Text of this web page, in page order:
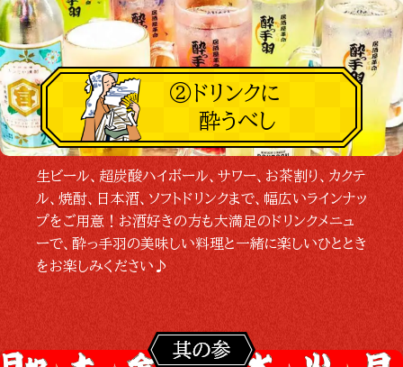
②ドリンクに
酔うべし
生ビール、超炭酸ハイボール、サワー、お茶割り、カクテ
ル、焼酎、日本酒、ソフトドリンクまで、幅広いラインナッ
プをご用意！お酒好きの方も大満足のドリンクメニュ
ーで、酔っ手羽の美味しい料理と一緒に楽しいひととき
をお楽しみください♪